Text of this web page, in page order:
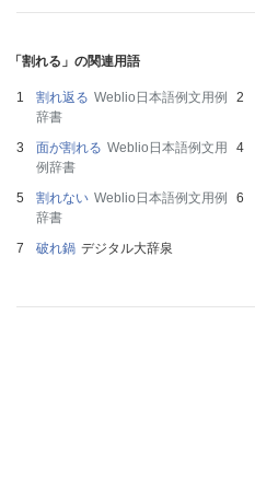
「割れる」の関連用語
割れ返る Weblio日本語例文用例
辞書
面が割れる Weblio日本語例文用
例辞書
割れない Weblio日本語例文用例
辞書
破れ鍋 デジタル大辞泉